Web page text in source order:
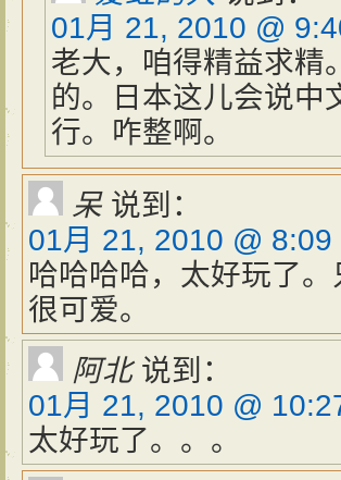
01月 21, 2010 @
老大，咱得精益求精
的。日本这儿会说中
行。咋整啊。
呆 说到：
01月 21, 2010 @ 8:09
哈哈哈哈，太好玩了
很可爱。
阿北 说到：
01月 21, 2010 @
太好玩了。。。